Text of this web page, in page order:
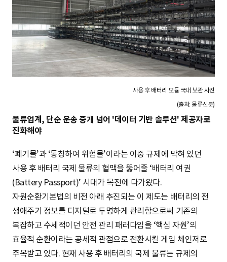
사용 후 배터리 모듈 국내 보관 사진
(출처: 물류신문)
물류업계, 단순 운송 중개 넘어 '데이터 기반 솔루션' 제공자로
진화해야
‘폐기물’과 ‘통칭하여 위험물’이라는 이중 규제에 막혀 있던
사용 후 배터리 국제 물류의 혈맥을 뚫어줄 ‘배터리 여권
(Battery Passport)’ 시대가 목전에 다가왔다.
자원순환기본법의 비전 아래 추진되는 이 제도는 배터리의 전
생애주기 정보를 디지털로 투명하게 관리함으로써 기존의
복잡하고 수세적이던 안전 관리 패러다임을 ‘핵심 자원’의
효율적 순환이라는 공세적 관점으로 전환시킬 게임 체인저로
주목받고 있다. 현재 사용 후 배터리의 국제 물류는 규제의